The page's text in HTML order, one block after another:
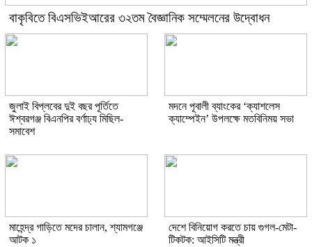
বাকৃবিতে বিএসভিইআরের ৩২তম বৈজ্ঞানিক সম্মেলনের উদ্বোধন
জুলাই বিপ্লবের দুই বছর পূর্তিতে
ঈশ্বরগঞ্জ বিএনপির বর্ণাঢ্য মিছিল-
সমাবেশ
মদনে পূবালী ব্যাংকের ‘ক্যাশলেস
ক্যাম্পেইন’ উপলক্ষে মতবিনিময় সভা
মাহেন্দ্র গাড়িতে মদের চালান, শ্যামগঞ্জে
আটক ১
দেশে বিনিয়োগ করতে চায় গুগল-মেটা-
টিকটক: আইসিটি মন্ত্রী